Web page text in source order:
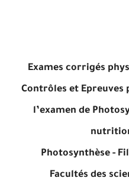
Exames corrigés
Contrôles et Epreuves
l’examen de
Photosynthèse -
Facultés des